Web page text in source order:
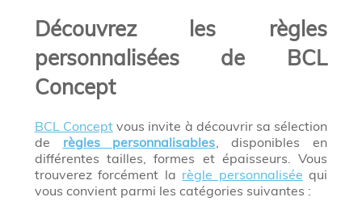
Découvrez les règles
personnalisées de BCL
Concept
BCL Conceptvous invite à découvrir sa sélection
de règles personnalisables, disponibles en
différentes tailles, formes et épaisseurs. Vous
trouverez forcément la règle personnalisée qui
vous convient parmi les catégories suivantes :